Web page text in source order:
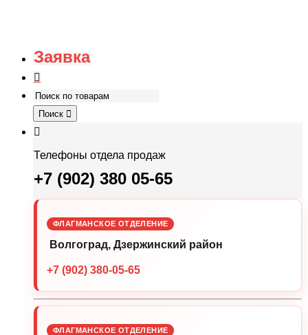
Заявка
Поиск
Телефоны отдела продаж
+7 (902) 380 05-65
ФЛАГМАНСКОЕ ОТДЕЛЕНИЕ
Волгоград, Дзержинский район
+7 (902) 380-05-65
ФЛАГМАНСКОЕ ОТДЕЛЕНИЕ